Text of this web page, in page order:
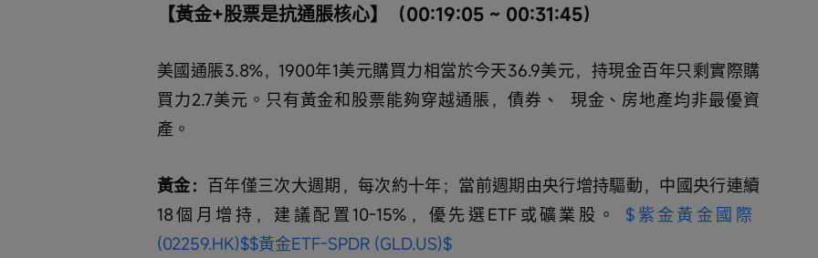
【黃金+股票是抗通脹核心】（00:19:05 ~ 00:31:45）
美國通脹3.8%，1900年1美元購買力相當於今天36.9美元，持現金百年只剩實際購
買力2.7美元。只有黃金和股票能夠穿越通脹，債券、  現金、房地產均非最優資
產。
黃金： 百年僅三次大週期，每次約十年；當前週期由央行增持驅動，中國央行連續
18個月增持，建議配置10-15%，優先選ETF或礦業股。 $紫金黃金國際
(02259.HK)$$黃金ETF-SPDR (GLD.US)$